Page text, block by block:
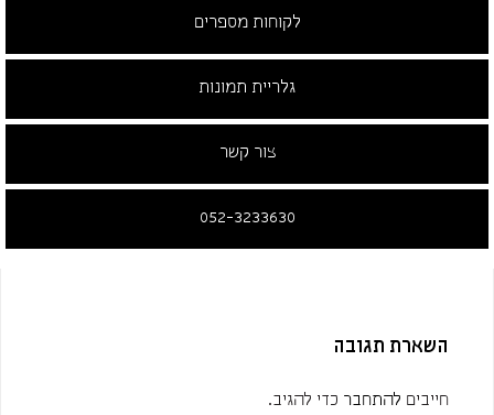
לקוחות מספרים
גלריית תמונות
צור קשר
052-3233630
השארת תגובה
חייבים להתחבר כדי להגיב.